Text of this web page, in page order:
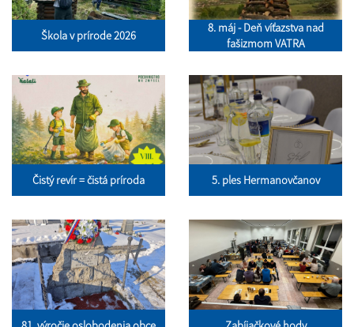
Škola v prírode 2026
8. máj - Deň víťazstva nad
fašizmom VATRA
Čistý revír = čistá príroda 5. ples Hermanovčanov